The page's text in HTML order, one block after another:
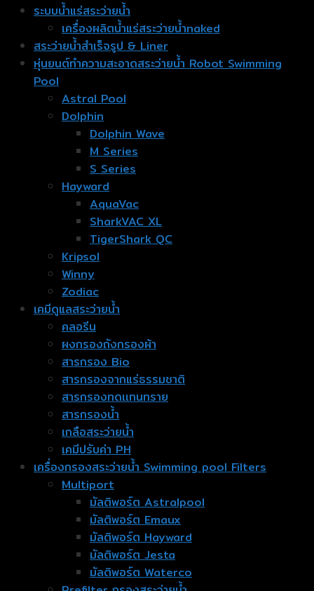
ระบบน้ำแร่สระว่ายน้ำ
เครื่องผลิตน้ำแร่สระว่ายน้ำnaked
สระว่ายน้ำสำเร็จรูป & Liner
หุ่นยนต์ทำความสะอาดสระว่ายน้ำ Robot Swimming
Pool
Astral Pool
Dolphin
Dolphin Wave
M Series
S Series
Hayward
AquaVac
SharkVAC XL
TigerShark QC
Kripsol
Winny
Zodiac
เคมีดูแลสระว่ายน้ำ
คลอรีน
ผงกรองถังกรองผ้า
สารกรอง Bio
สารกรองจากแร่ธรรมชาติ
สารกรองทดเเทนทราย
สารกรองน้ำ
เกลือสระว่ายน้ำ
เคมีปรับค่า PH
เครื่องกรองสระว่ายน้ำ Swimming pool Filters
Multiport
มัลติพอร์ต Astralpool
มัลติพอร์ต Emaux
มัลติพอร์ต Hayward
มัลติพอร์ต Jesta
มัลติพอร์ต Waterco